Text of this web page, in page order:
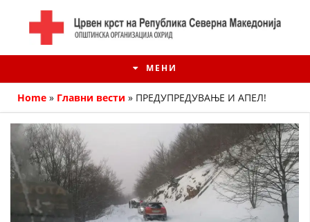
МЕНИ
Home » Главни вести » ПРЕДУПРЕДУВАЊЕ И АПЕЛ!